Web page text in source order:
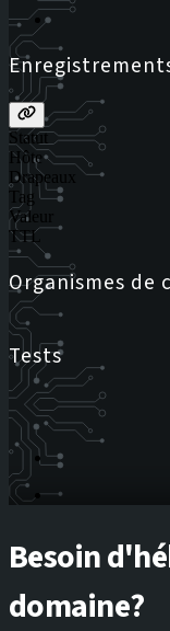
Statut
Hôte
Drapeaux
Tag
Valeur
TTL
Organismes
Tests
Besoin
domaine?